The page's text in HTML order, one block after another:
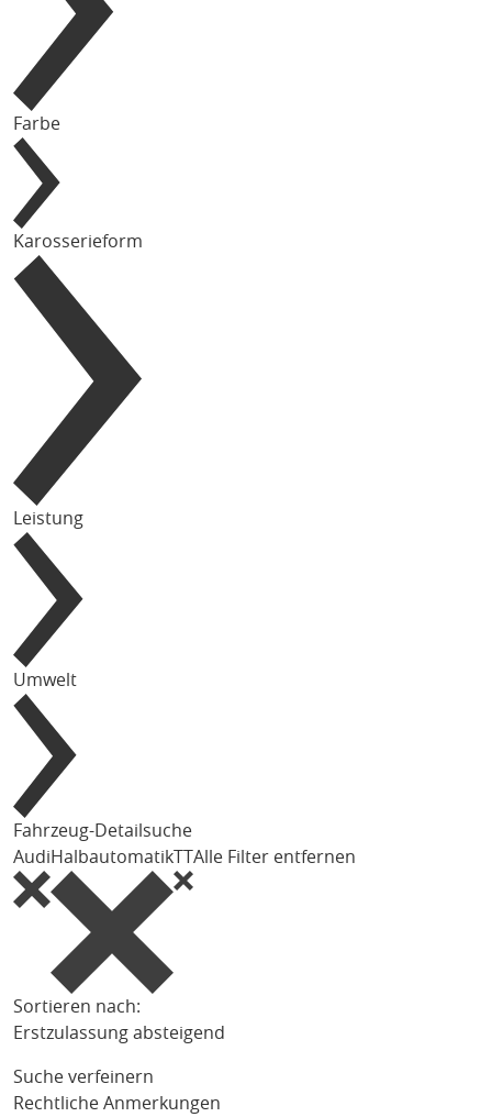
Farbe
Karosserieform
Leistung
Umwelt
Fahrzeug-Detailsuche
AudiHalbautomatikTTAlle Filter entfernen
Sortieren nach:
Erstzulassung absteigend
Suche verfeinern
Rechtliche Anmerkungen